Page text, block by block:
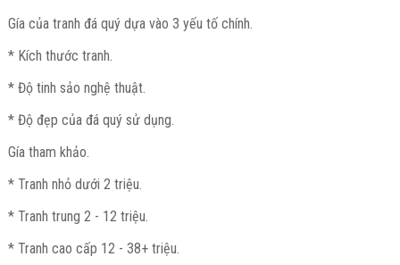
Gía của tranh đá quý dựa vào 3 yếu tố chính.
* Kích thước tranh.
* Độ tinh sảo nghệ thuật.
* Độ đẹp của đá quý sử dụng.
Gía tham khảo.
* Tranh nhỏ dưới 2 triệu.
* Tranh trung 2 - 12 triệu.
* Tranh cao cấp 12 - 38+ triệu.